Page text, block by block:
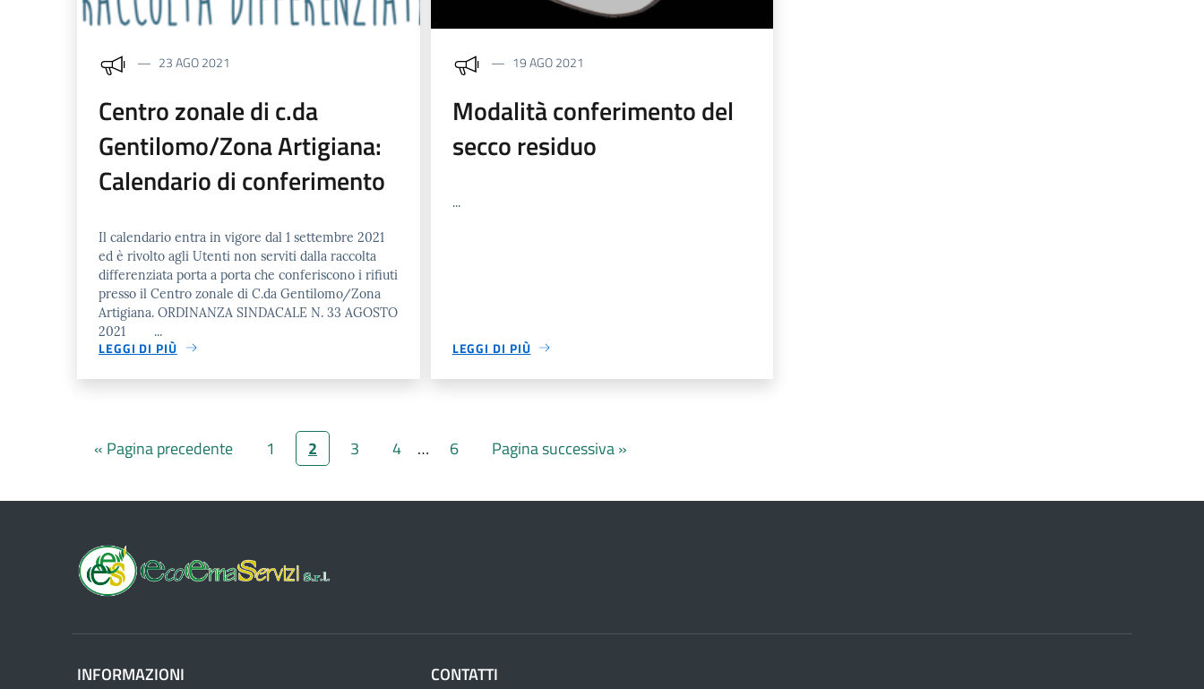
23 AGO 2021
Centro zonale di c.da
Gentilomo/Zona Artigiana:
Calendario di conferimento
Il calendario entra in vigore dal 1 settembre 2021
ed è rivolto agli Utenti non serviti dalla raccolta
differenziata porta a porta che conferiscono i rifiuti
presso il Centro zonale di C.da Gentilomo/Zona
Artigiana. ORDINANZA SINDACALE N. 33 AGOSTO
2021 ...
LEGGI DI PIÙ
19 AGO 2021
Modalità conferimento del
secco residuo
...
LEGGI DI PIÙ
« Pagina precedente 1 2 3 4 … 6 Pagina successiva »
INFORMAZIONI CONTATTI